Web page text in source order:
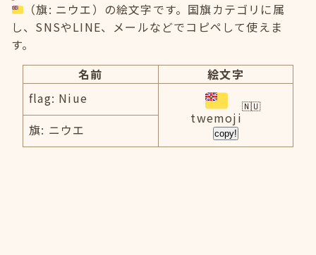
（旗: ニウエ）の絵文字です。国旗カテゴリに属
し、SNSやLINE、メールなどでコピペして使えま
す。
名前
絵文字
flag: Niue
twemoji
copy!
旗: ニウエ